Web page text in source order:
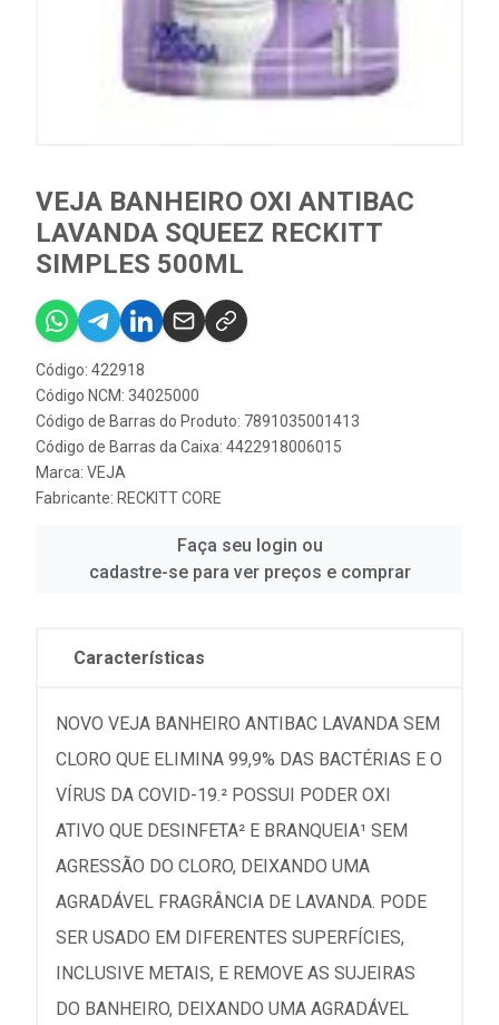
VEJA BANHEIRO OXI ANTIBAC
LAVANDA SQUEEZ RECKITT
SIMPLES 500ML
Código: 422918
Código NCM: 34025000
Código de Barras do Produto: 7891035001413
Código de Barras da Caixa: 4422918006015
Marca: VEJA
Fabricante: RECKITT CORE
Faça seu login ou
cadastre-se para ver preços e comprar
Características
NOVO VEJA BANHEIRO ANTIBAC LAVANDA SEM
CLORO QUE ELIMINA 99,9% DAS BACTÉRIAS E O
VÍRUS DA COVID-19.² POSSUI PODER OXI
ATIVO QUE DESINFETA² E BRANQUEIA¹ SEM
AGRESSÃO DO CLORO, DEIXANDO UMA
AGRADÁVEL FRAGRÂNCIA DE LAVANDA. PODE
SER USADO EM DIFERENTES SUPERFÍCIES,
INCLUSIVE METAIS, E REMOVE AS SUJEIRAS
DO BANHEIRO, DEIXANDO UMA AGRADÁVEL